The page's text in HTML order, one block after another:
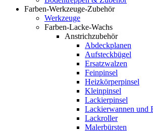
Farben-Werkzeuge-Zubehör
Werkzeuge
Farben-Lacke-Wachs
Anstrichzubehör
Abdeckplanen
Aufsteckbügel
Ersatzwalzen
Feinpinsel
Heizkörperpinsel
Kleinpinsel
Lackierpinsel
Lackierwannen und
Lackroller
Malerbürsten